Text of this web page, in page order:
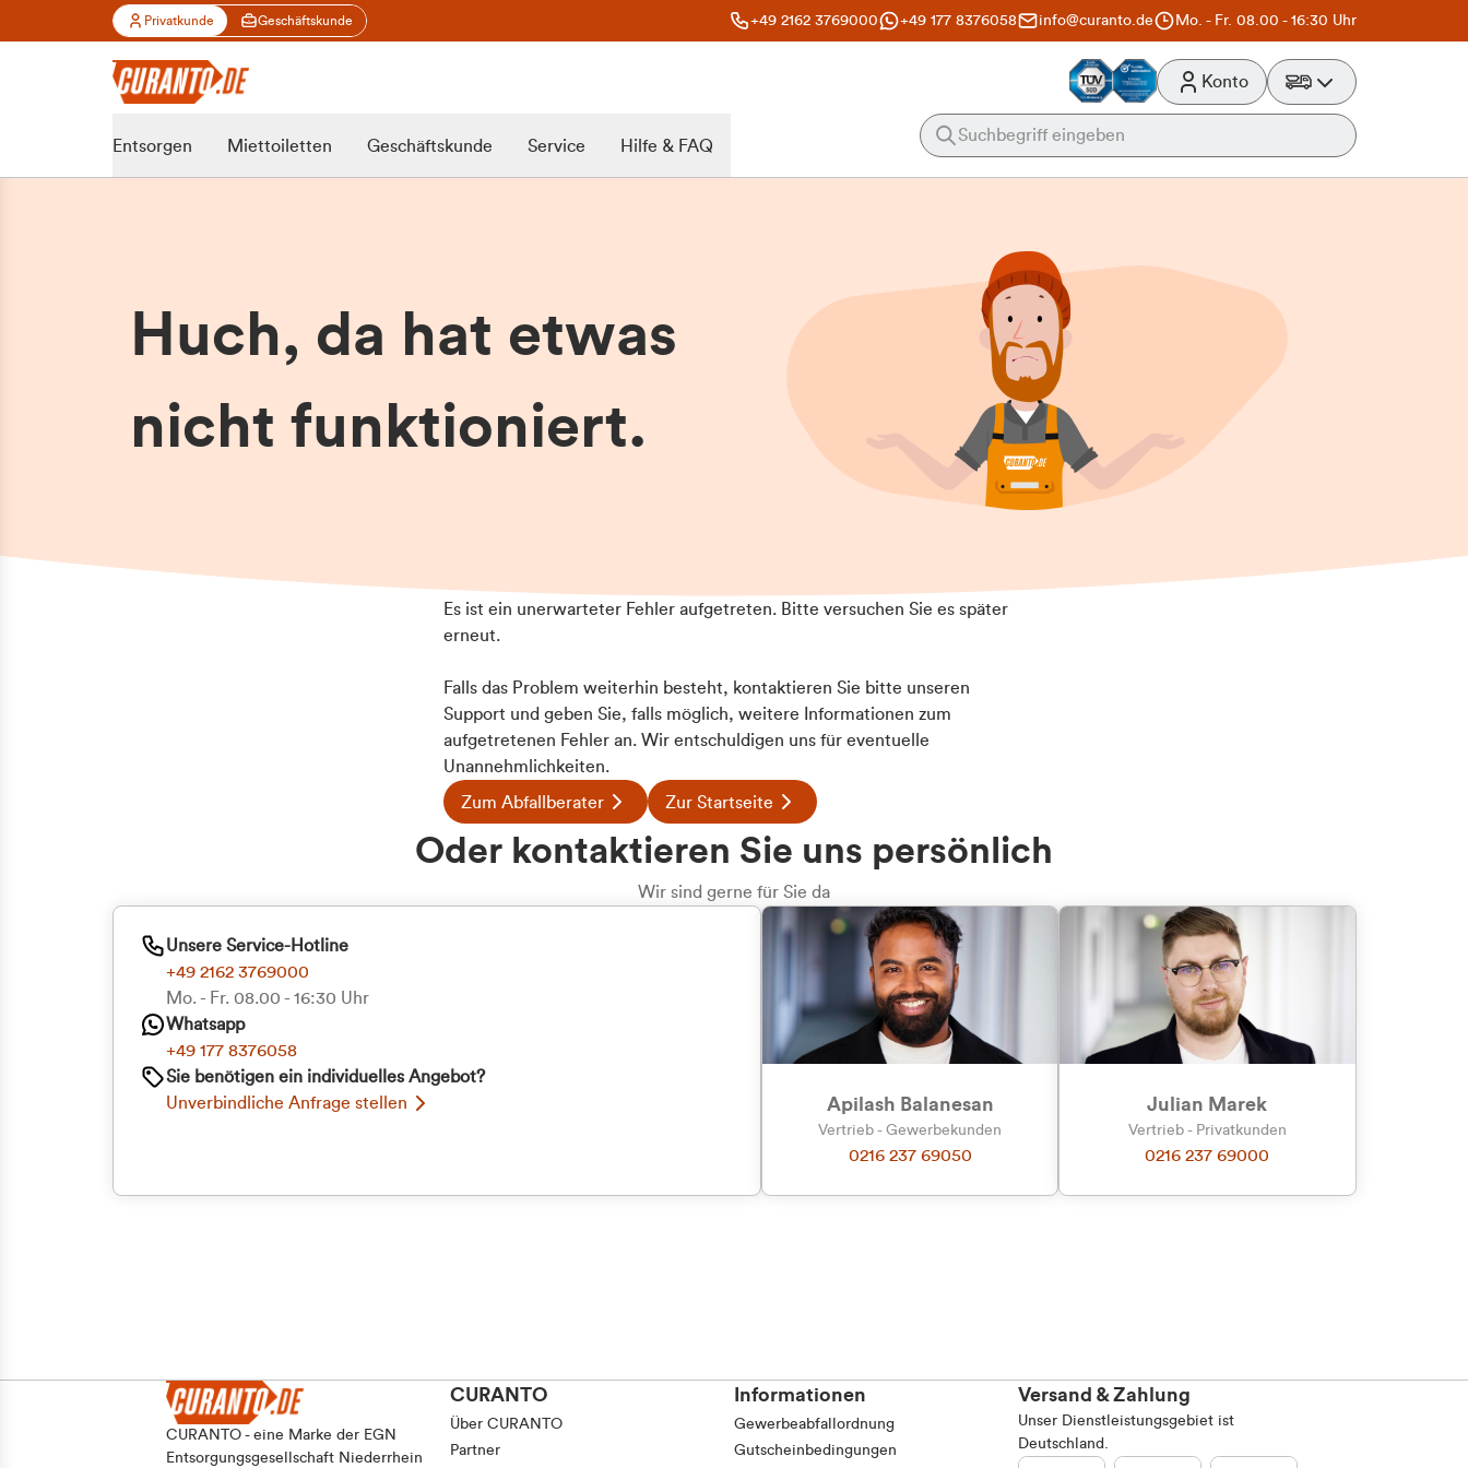
Privatkunde Geschäftskunde +49 2162 3769000 +49 177 8376058 info@curanto.de Mo. - Fr. 08.00 - 16:30 Uhr
Zu welcher
Kundengruppe
Konto
Entsorgen Miettoiletten Geschäftskunde Service Hilfe & FAQ
Huch, da hat etwas
nicht funktioniert.
Es ist ein unerwarteter Fehler aufgetreten. Bitte versuchen Sie es später
erneut.
Falls das Problem weiterhin besteht, kontaktieren Sie bitte unseren
Support und geben Sie, falls möglich, weitere Informationen zum
aufgetretenen Fehler an. Wir entschuldigen uns für eventuelle
Unannehmlichkeiten.
Zum Abfallberater Zur Startseite
Oder kontaktieren Sie uns persönlich
Wir sind gerne für Sie da
Unsere Service-Hotline
+49 2162 3769000
Mo. - Fr. 08.00 - 16:30 Uhr
Whatsapp
+49 177 8376058
Sie benötigen ein individuelles Angebot?
Unverbindliche Anfrage stellen
Apilash Balanesan
Vertrieb - Gewerbekunden
0216 237 69050
Julian Marek
Vertrieb - Privatkunden
0216 237 69000
CURANTO - eine Marke der EGN
Entsorgungsgesellschaft Niederrhein
CURANTO
Über CURANTO
Partner
Informationen
Gewerbeabfallordnung
Gutscheinbedingungen
Versand & Zahlung
Unser Dienstleistungsgebiet ist
Deutschland.